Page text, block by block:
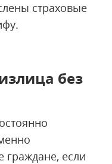
страховые
без
если